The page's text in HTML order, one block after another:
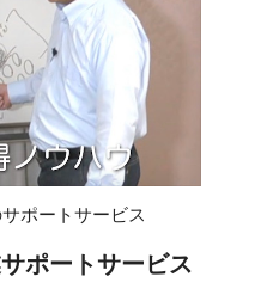
ポートサービス
ポートサービス